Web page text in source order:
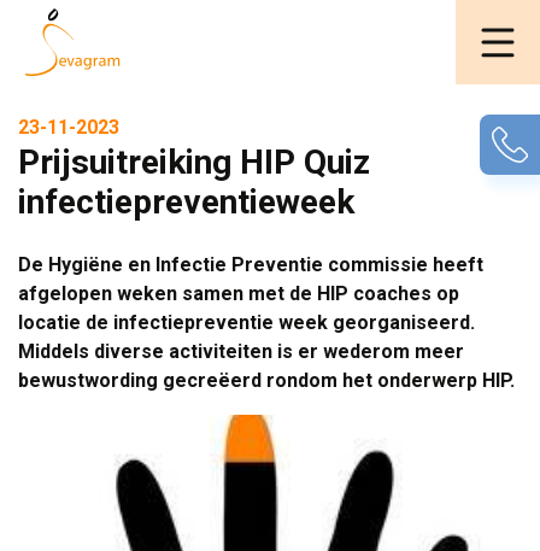
23-11-2023
Prijsuitreiking HIP Quiz
infectiepreventieweek
De Hygiëne en Infectie Preventie commissie heeft
afgelopen weken samen met de HIP coaches op
locatie de infectiepreventie week georganiseerd.
Middels diverse activiteiten is er wederom meer
bewustwording gecreëerd rondom het onderwerp HIP.